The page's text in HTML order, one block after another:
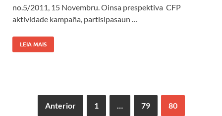
no.5/2011, 15 Novembru. Oinsa prespektiva CFP
aktividade kampaña, partisipasaun …
LEIA MAIS
Anterior 1 … 79 80